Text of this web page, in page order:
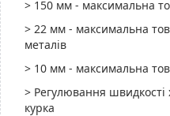
> 150 мм - максимальна
> 22 мм - максимальна
металів
> 10 мм - максимальна
> Регулювання
курка